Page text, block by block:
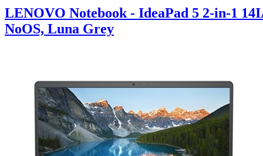
LENOVO Notebook - IdeaPad 5 2-in-1
NoOS, Luna Grey